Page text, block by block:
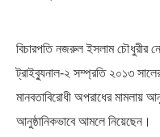
বিচারপতি নজরুল ইসলাম চৌধুরীর
ট্রাইব্যুনাল-২ সম্প্রতি ২০১৩
মানবতাবিরোধী অপরাধের মামলায়
আনুষ্ঠানিকভাবে আমলে নিয়েছেন।